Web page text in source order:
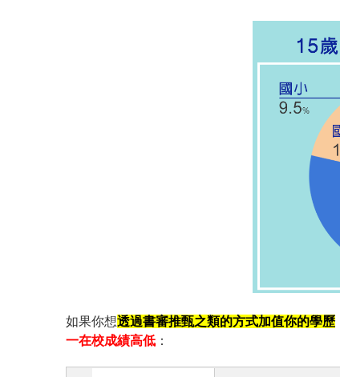
如果你想透過書審推甄之類的方式加值你的學歷
一在校成績高低 ：